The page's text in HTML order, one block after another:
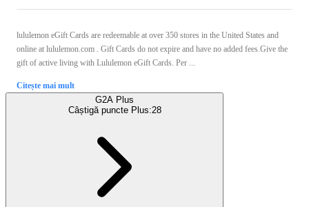
lululemon eGift Cards are redeemable at over 350 stores in the United States and
online at lululemon.com . Gift Cards do not expire and have no added fees.Give the
gift of active living with Lululemon eGift Cards. Per ...
Citește mai mult
G2A Plus
Câștigă puncte Plus:28